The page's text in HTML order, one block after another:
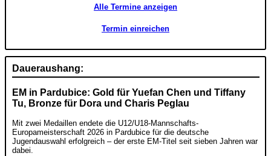
Alle Termine anzeigen
Termin einreichen
Daueraushang:
EM in Pardubice: Gold für Yuefan Chen und Tiffany
Tu, Bronze für Dora und Charis Peglau
Mit zwei Medaillen endete die U12/U18-Mannschafts-
Europameisterschaft 2026 in Pardubice für die deutsche
Jugendauswahl erfolgreich – der erste EM-Titel seit sieben Jahren war
dabei.